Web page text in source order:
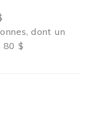
dont un
80 $